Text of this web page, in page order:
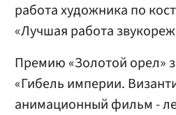
работа художника по
«Лучшая работа
Премию «Золотой орел»
«Гибель империи.
анимационный фильм -